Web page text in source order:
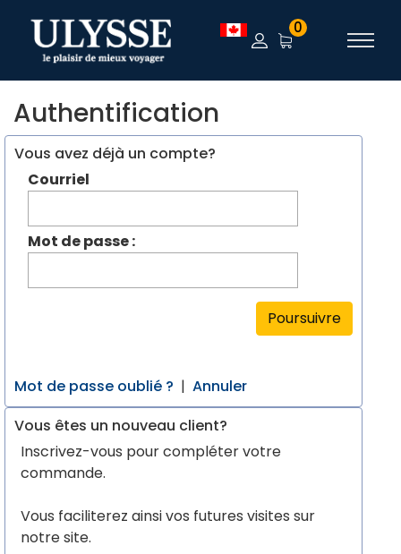
0
Authentification
Vous avez déjà un compte?
Courriel
Mot de passe :
Poursuivre
Mot de passe oublié ? | Annuler
Vous êtes un nouveau client?
Inscrivez-vous pour compléter votre
commande.
Vous faciliterez ainsi vos futures visites sur
notre site.